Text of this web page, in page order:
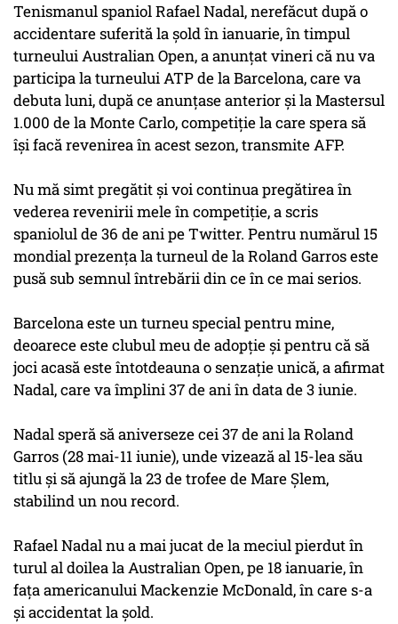
Tenismanul spaniol Rafael Nadal, nerefăcut după o
accidentare suferită la şold în ianuarie, în timpul
turneului Australian Open, a anunţat vineri că nu va
participa la turneului ATP de la Barcelona, care va
debuta luni, după ce anunţase anterior şi la Mastersul
1.000 de la Monte Carlo, competiţie la care spera să
îşi facă revenirea în acest sezon, transmite AFP.
Nu mă simt pregătit şi voi continua pregătirea în
vederea revenirii mele în competiţie, a scris
spaniolul de 36 de ani pe Twitter. Pentru numărul 15
mondial prezenţa la turneul de la Roland Garros este
pusă sub semnul întrebării din ce în ce mai serios.
Barcelona este un turneu special pentru mine,
deoarece este clubul meu de adopţie şi pentru că să
joci acasă este întotdeauna o senzaţie unică, a afirmat
Nadal, care va împlini 37 de ani în data de 3 iunie.
Nadal speră să aniverseze cei 37 de ani la Roland
Garros (28 mai-11 iunie), unde vizează al 15-lea său
titlu şi să ajungă la 23 de trofee de Mare Şlem,
stabilind un nou record.
Rafael Nadal nu a mai jucat de la meciul pierdut în
turul al doilea la Australian Open, pe 18 ianuarie, în
faţa americanului Mackenzie McDonald, în care s-a
şi accidentat la şold.